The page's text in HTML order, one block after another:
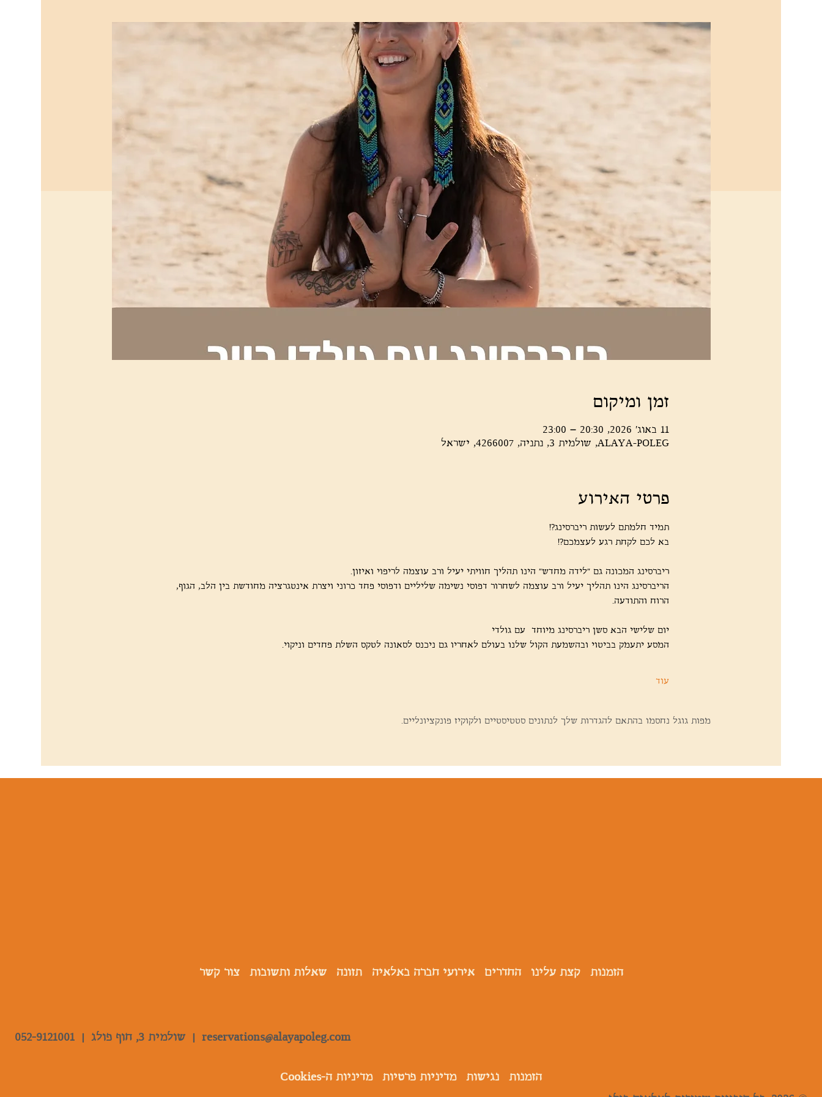
זמן ומיקום
11 באוג׳ 2026, 20:30 – 23:00
ALAYA-POLEG, שולמית 3, נתניה, 4266007, ישראל
פרטי האירוע
תמיד חלמתם לעשות ריברסינג?!
בא לכם לקחת רגע לעצמכם?!
ריברסינג המכונה גם “לידה מחדש” הינו תהליך חוויתי יעיל ורב עוצמה לריפוי ואיזון.
הריברסינג הינו תהליך יעיל ורב עוצמה לשחרור דפוסי נשימה שליליים ודפוסי פחד כרוני ויצרת אינטגרציה מחודשת בין הלב, הגוף,
הרוח והתודעה.
יום שלישי הבא סשן ריברסינג מיוחד  עם גולדי
המסע יתעמק בביטוי ובהשמעת הקול שלנו בעולם לאחריו גם ניכנס לסאונה לטקס השלת פחדים וניקוי.
עוד
מפות גוגל נחסמו בהתאם להגדרות שלך לנתונים סטטיסטיים ולקוקיז פונקציונליים.
הזמנות נגישות מדיניות פרטיות
מדיניות ה-Cookies
הזמנות קצת עלינו החדרים אירועי חברה באלאיה תזונה שאלות ותשובות צור קשר
שולמית 3, חוף פולג | 052-9121001 | reservations@alayapoleg.com